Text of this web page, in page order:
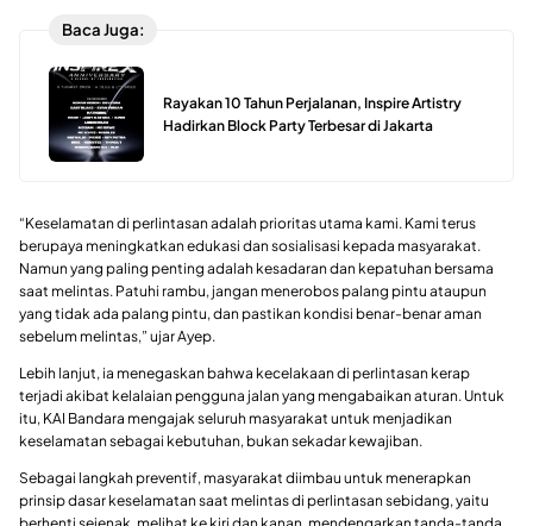
Baca Juga:
Rayakan 10 Tahun Perjalanan, Inspire Artistry
Hadirkan Block Party Terbesar di Jakarta
“Keselamatan di perlintasan adalah prioritas utama kami. Kami terus
berupaya meningkatkan edukasi dan sosialisasi kepada masyarakat.
Namun yang paling penting adalah kesadaran dan kepatuhan bersama
saat melintas. Patuhi rambu, jangan menerobos palang pintu ataupun
yang tidak ada palang pintu, dan pastikan kondisi benar-benar aman
sebelum melintas,” ujar Ayep.
Lebih lanjut, ia menegaskan bahwa kecelakaan di perlintasan kerap
terjadi akibat kelalaian pengguna jalan yang mengabaikan aturan. Untuk
itu, KAI Bandara mengajak seluruh masyarakat untuk menjadikan
keselamatan sebagai kebutuhan, bukan sekadar kewajiban.
Sebagai langkah preventif, masyarakat diimbau untuk menerapkan
prinsip dasar keselamatan saat melintas di perlintasan sebidang, yaitu